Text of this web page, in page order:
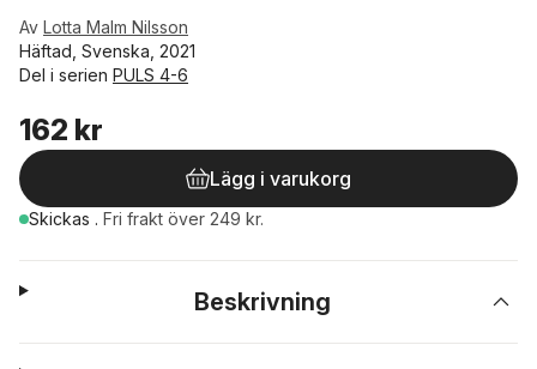
Av Lotta Malm Nilsson
Häftad, Svenska, 2021
Del i serien PULS 4-6
162 kr
Lägg i varukorg
Skickas . Fri frakt över 249 kr.
Beskrivning